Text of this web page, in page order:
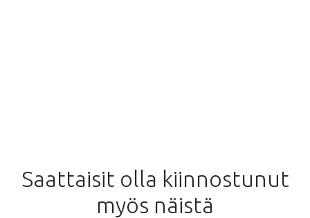
Saattaisit olla kiinnostunut
myös näistä